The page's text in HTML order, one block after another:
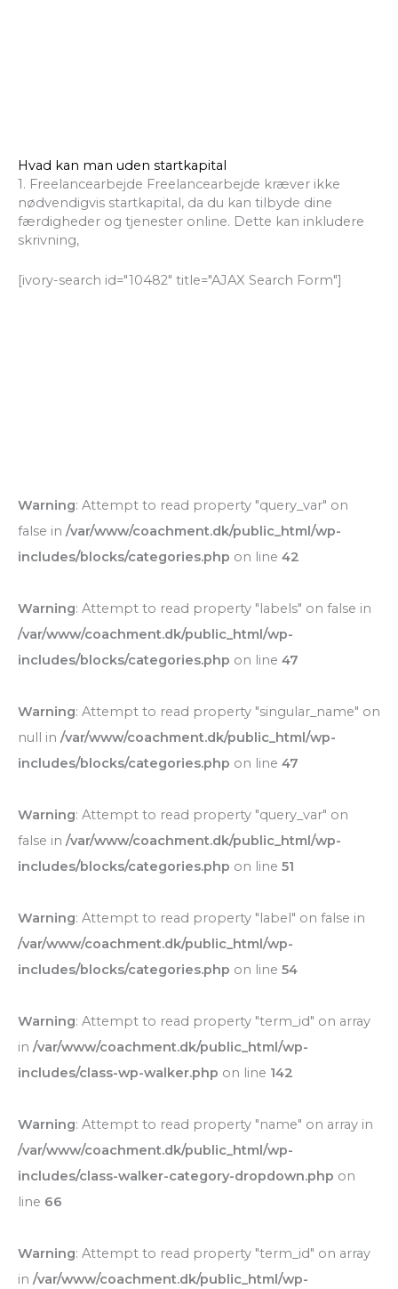
Warning: Attempt to read property "query_var" on
false in /var/www/coachment.dk/public_html/wp-
includes/blocks/categories.php on line 42
Warning: Attempt to read property "labels" on false in
/var/www/coachment.dk/public_html/wp-
includes/blocks/categories.php on line 47
Warning: Attempt to read property "singular_name" on
null in /var/www/coachment.dk/public_html/wp-
includes/blocks/categories.php on line 47
Warning: Attempt to read property "query_var" on
false in /var/www/coachment.dk/public_html/wp-
includes/blocks/categories.php on line 51
Warning: Attempt to read property "label" on false in
/var/www/coachment.dk/public_html/wp-
includes/blocks/categories.php on line 54
Warning: Attempt to read property "term_id" on array
in /var/www/coachment.dk/public_html/wp-
includes/class-wp-walker.php on line 142
Warning: Attempt to read property "name" on array in
/var/www/coachment.dk/public_html/wp-
includes/class-walker-category-dropdown.php on
line 66
Warning: Attempt to read property "term_id" on array
in /var/www/coachment.dk/public_html/wp-
Hvad kan man uden startkapital
1. Freelancearbejde Freelancearbejde kræver ikke
nødvendigvis startkapital, da du kan tilbyde dine
færdigheder og tjenester online. Dette kan inkludere
skrivning,
[ivory-search id="10482" title="AJAX Search Form"]